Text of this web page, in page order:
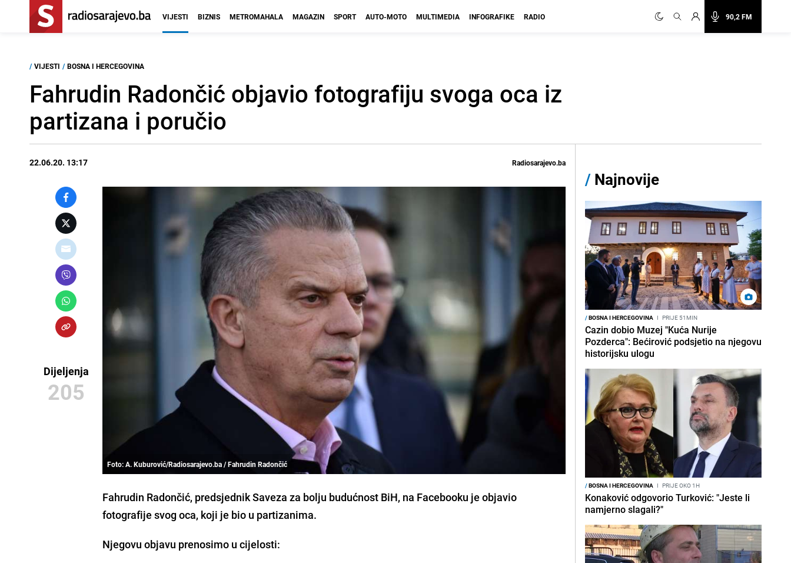
90,2 FM
VIJESTI BIZNIS METROMAHALA MAGAZIN SPORT AUTO-MOTO MULTIMEDIA INFOGRAFIKE RADIO
/ VIJESTI / BOSNA I HERCEGOVINA
Fahrudin Radončić objavio fotografiju svoga oca iz
partizana i poručio
22.06.20. 13:17 Radiosarajevo.ba
Dijeljenja
205
Foto: A. Kuburović/Radiosarajevo.ba / Fahrudin Radončić
Fahrudin Radončić, predsjednik Saveza za bolju budućnost BiH, na Facebooku je objavio
fotografije svog oca, koji je bio u partizanima.
Njegovu objavu prenosimo u cijelosti:
/ Najnovije
/BOSNA I HERCEGOVINA I PRIJE 51MIN
Cazin dobio Muzej "Kuća Nurije
Pozderca": Bećirović podsjetio na njegovu
historijsku ulogu
/BOSNA I HERCEGOVINA I PRIJE OKO 1H
Konaković odgovorio Turković: "Jeste li
namjerno slagali?"